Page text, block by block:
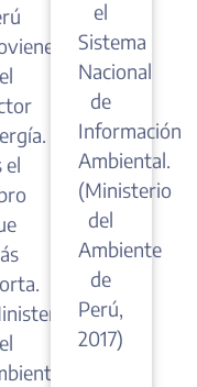
el
el
Sistema
Nacional
de
Información
Ambiental.
(Ministerio
del
Ambiente
de
Perú,
2017)